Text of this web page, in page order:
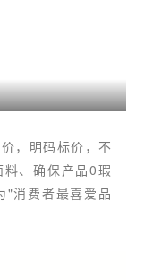
，明码标价，不
、确保产品0瑕
"消费者最喜爱品